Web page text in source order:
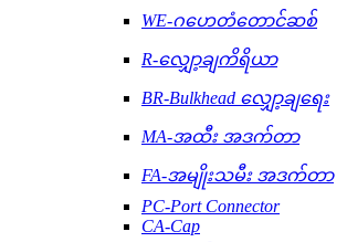
WE-ဂဟေတံတောင်ဆစ်
R-လျှော့ချကိရိယာ
BR-Bulkhead လျှော့ချရေး
MA-အထီး အဒက်တာ
FA-အမျိုးသမီး အဒက်တာ
PC-Port Connector
CA-Cap